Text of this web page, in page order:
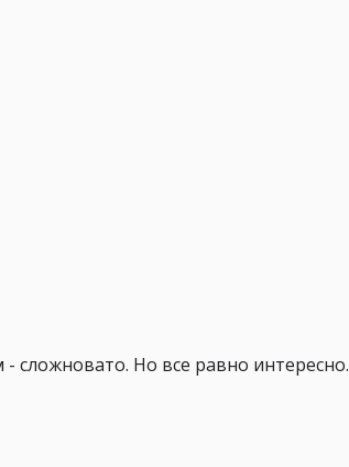
сложновато. Но все равно интересно.